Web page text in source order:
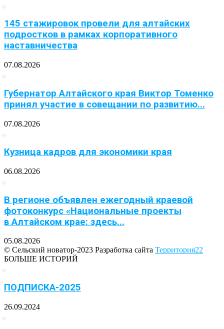
145 стажировок провели для алтайских
подростков в рамках корпоративного
наставничества
07.08.2026
Губернатор Алтайского края Виктор Томенко
принял участие в совещании по развитию...
07.08.2026
Кузница кадров для экономики края
06.08.2026
В регионе объявлен ежегодный краевой
фотоконкурс «Национальные проекты
в Алтайском крае: здесь...
05.08.2026
© Сельский новатор-2023 Разработка сайта Территория22
БОЛЬШЕ ИСТОРИЙ
ПОДПИСКА-2025
26.09.2024